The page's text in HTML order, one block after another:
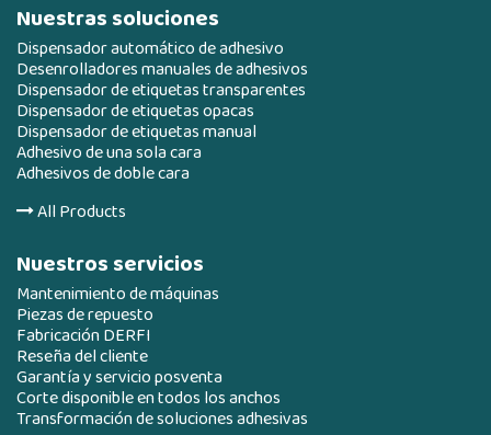
Nuestras soluciones
Dispensador automático de adhesivo
Desenrolladores manuales de adhesivos
Dispensador de etiquetas transparentes
Dispensador de etiquetas opacas
Dispensador de etiquetas manual
Adhesivo de una sola cara
Adhesivos de doble cara
All Products
Nuestros servicios
Mantenimiento de máquinas
Piezas de repuesto
Fabricación DERFI
Reseña del cliente
Garantía y servicio posventa
Corte disponible en todos los anchos
Transformación de soluciones adhesivas